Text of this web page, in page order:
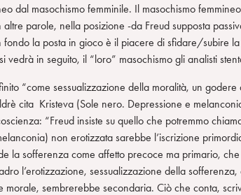
dal masochismo femminile. Il masochismo
parole, nella posizione -da Freud supposta
fondo la posta in gioco è il piacere di sfidare/subire
vedrà in seguito, il “loro” masochismo gli analisti
“come sessualizzazione della moralità, un
cita Kristeva (Sole nero. Depressione e
“Freud insiste su quello che potremmo
non erotizzata sarebbe l’iscrizione
la sofferenza come affetto precoce ma primario,
l’erotizzazione, sessualizzazione della
morale, sembrerebbe secondaria. Ciò che conta,